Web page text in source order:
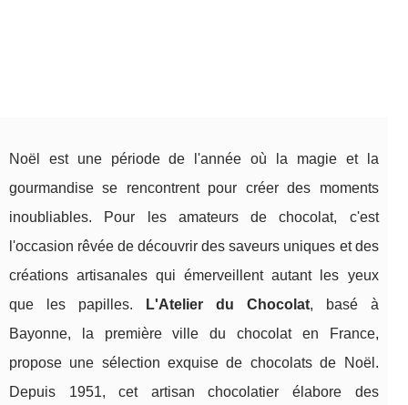
Noël est une période de l'année où la magie et la
gourmandise se rencontrent pour créer des moments
inoubliables. Pour les amateurs de chocolat, c'est
l'occasion rêvée de découvrir des saveurs uniques et des
créations artisanales qui émerveillent autant les yeux
que les papilles.
L'Atelier du Chocolat, basé à
Bayonne, la première ville du chocolat en France,
propose une sélection exquise de chocolats de Noël.
Depuis 1951, cet artisan chocolatier élabore des